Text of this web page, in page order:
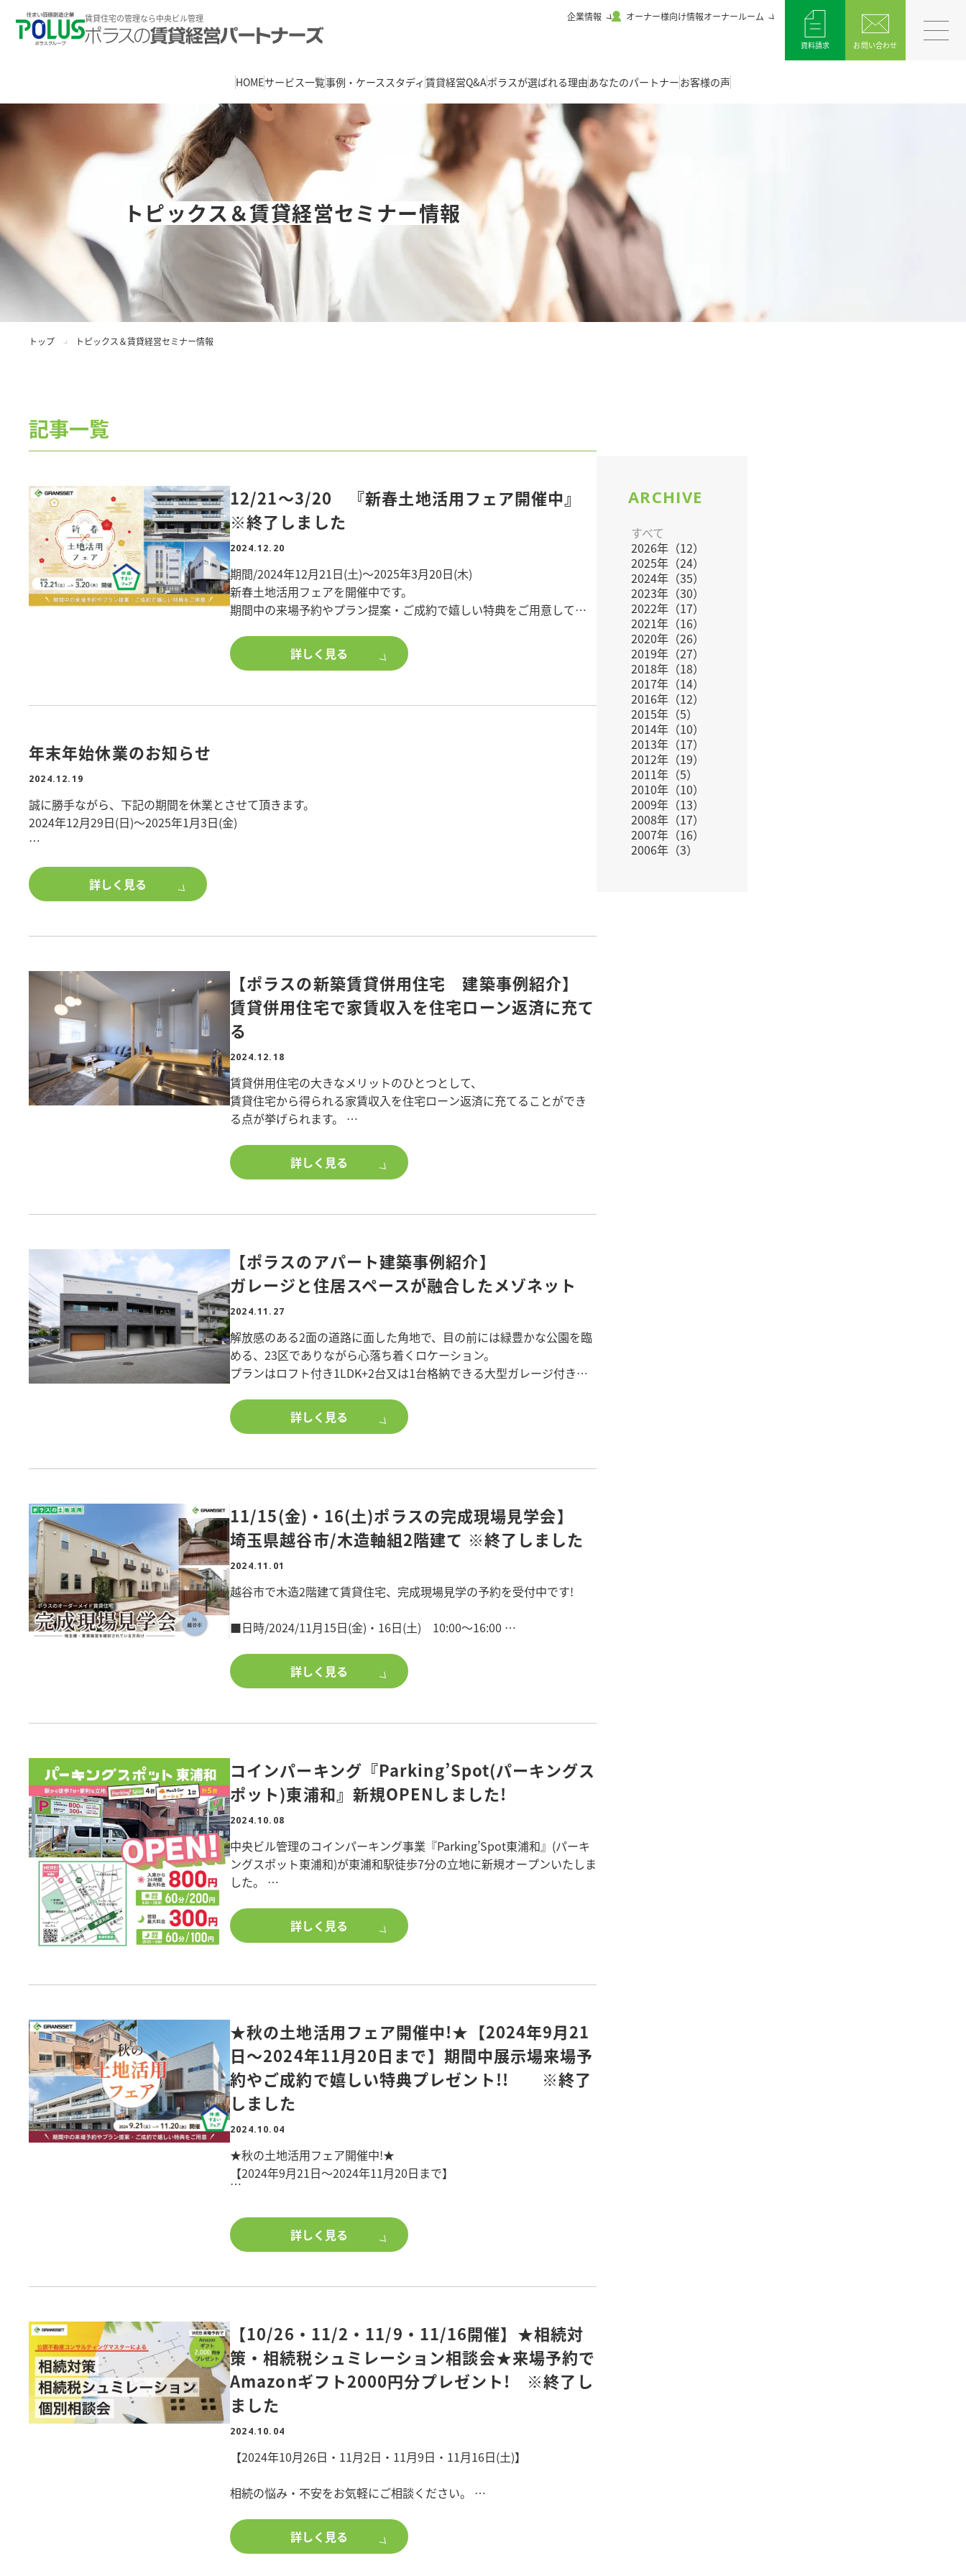
賃貸住宅の管理なら中央ビル管理 企業情報 オーナー様向け情報オーナールーム
資料請求 お問い合わせ
HOMEサービス一覧事例・ケーススタディ 賃貸経営Q&Aポラスが選ばれる理由あなたのパートナーお客様の声
トピックス＆賃貸経営セミナー情報
トップ トピックス＆賃貸経営セミナー情報
記事一覧
12/21～3/20 『新春土地活用フェア開催中』
※終了しました
2024.12.20
期間/2024年12月21日(土)～2025年3月20日(木)
新春土地活用フェアを開催中です。
期間中の来場予約やプラン提案・ご成約で嬉しい特典をご用意してい
是非、この機会に、アパート・マンション建築をご検討ください。
対象の現場見学会は以下で開催中!詳細はチラシをご確認又は営業所ま
【賃貸住宅/木造3階建て】戸田市本町
【賃貸住宅/木造2階建て】市川市新浜
【専門学校/鉄骨造4階建て】越谷市南越谷
<構造現場見学会>
【店舗併用賃貸/重量鉄骨造5階建て】戸田市本町
↓ご相談・お問い合わせはこちらから↓
詳しく見る
年末年始休業のお知らせ
2024.12.19
誠に勝手ながら、下記の期間を休業とさせて頂きます。
2024年12月29日(日)～2025年1月3日(金)
ご迷惑をお掛け致しますが、何卒よろしくお願い申し上げます。
詳しく見る
【ポラスの新築賃貸併用住宅 建築事例紹介】
賃貸併用住宅で家賃収入を住宅ローン返済に充て
る
2024.12.18
賃貸併用住宅の大きなメリットのひとつとして、
賃貸住宅から得られる家賃収入を住宅ローン返済に充てることができ
る点が挙げられます。
も支えます。
プライバシーと防犯性の確保を最優先に。
雨や汚れを防げるインナーガレージ付きで他との差別化を図り計画し
ました。
■間取/1棟2世帯 2LDK・3LDK
■階数/2階建て
■敷地面積/151.41平米
■延床面積/192.22平米
是非、ポラスで建築をご検討ください。
詳しく見る
【ポラスのアパート建築事例紹介】
ガレージと住居スペースが融合したメゾネット
2024.11.27
解放感のある2面の道路に面した角地で、目の前には緑豊かな公園を臨
める、23区でありながら心落ち着くロケーション。
プランはロフト付き1LDK+2台又は1台格納できる大型ガレージ付き。
充実した設備に、外壁材で仕上げられた壁やタイル張りのフロアなど
愛車のメンテナンスが楽しみになる設備を盛り込みました。ペットも
■構造/木造
■敷地面積/199.56平米
■延床面積/264.57平米
■所在地/葛飾区西亀有(お花茶屋駅徒歩17分)
築、土地活用にご興味のある方は、
詳しく見る
11/15(金)・16(土)ポラスの完成現場見学会】
埼玉県越谷市/木造軸組2階建て ※終了しました
2024.11.01
越谷市で木造2階建て賃貸住宅、完成現場見学の予約を受付中です!
■日時/2024/11月15日(金)・16日(土) 10:00～16:00
■構造/木造軸組2階建て 3LDK×6世帯
★★★ご来場の方にうれしい特典をプレゼント!★★★
・リモートワーク対応のDENスペース
・専用庭に人工芝&収納あり
・広々リビングは可動間仕切りあり
・リビングや洗面スペースと繋がり回遊できる大容量収納
・宅配ボックス
・建築イメージが膨らむ・・・最新のプラン・設備を見学してご自身
の計画の参考に!
◇土地を所有している
◇アパート建て替えをお考え
◇実家敷地の活用を相談したい
※完全予約制ですので事前にお申し込みください。
※ご予約後担当者よりご連絡させていただきます。
◆完全予約制ですので、事前に以下のURLからお申込みください。
(フォームに「現場見学会参加希望」とご記載ください。)
詳しく見る
コインパーキング『Parking’Spot(パーキングス
ポット)東浦和』新規OPENしました!
2024.10.08
中央ビル管理のコインパーキング事業『Parking’Spot東浦和』(パーキ
ングスポット東浦和)が東浦和駅徒歩7分の立地に新規オープンいたしま
した。
す。
近隣の銀行などにもアクセスしやすい立地で、夜間利用も大変お得な
QR決済にも対応していますので安心してご利用いただけます。
中央ビル管理のお部屋探しロゴである『Room’Spot(ルームスポッ
ト)』カラーのピンクとグリーンの看板が目印です。是非、お近くにお
越しの際はご利用ください。
【パーキングスポット東浦和】
所在地:さいたま市緑区東浦和4-9-11
台数:全5台(内カーシェア1台) アスファルト舗装
料金:昼間60分/200円(8:00～20:00) 夜間60分100円(20:00～8:00)
24時間最大料金800円・夜間最大料金300円(20:00～8:00)
ください。
詳しく見る
★秋の土地活用フェア開催中!★【2024年9月21
日～2024年11月20日まで】期間中展示場来場予
約やご成約で嬉しい特典プレゼント!! ※終了
しました
2024.10.04
★秋の土地活用フェア開催中!★
【2024年9月21日～2024年11月20日まで】
初めての展示場来場予約&ご来場でAmazonギフトプレゼント
平日4,000円 土日祝2,000円
<新築特典2>
展示場・対象の現場ご来場で
「リラックスローラー」プレゼント
※先着順のため無くなり次第終了となります。
対象の現場見学でAmazonギフト6,000円分プレゼント
※現場見学の上アンケートにお答えいただいた方が対象です。
※日程は個別に調整となります。
詳しく見る
【10/26・11/2・11/9・11/16開催】★相続対
策・相続税シュミレーション相談会★来場予約で
Amazonギフト2000円分プレゼント! ※終了し
ました
2024.10.04
【2024年10月26日・11月2日・11月9日・11月16日(土)】
相続の悩み・不安をお気軽にご相談ください。
・相続税がどのくらいになるか知りたい
・節税対策について相談したい
詳しく見る
ARCHIVE
すべて
2026年（12）
2025年（24）
2024年（35）
2023年（30）
2022年（17）
2021年（16）
2020年（26）
2019年（27）
2018年（18）
2017年（14）
2016年（12）
2015年（5）
2014年（10）
2013年（17）
2012年（19）
2011年（5）
2010年（10）
2009年（13）
2008年（17）
2007年（16）
2006年（3）